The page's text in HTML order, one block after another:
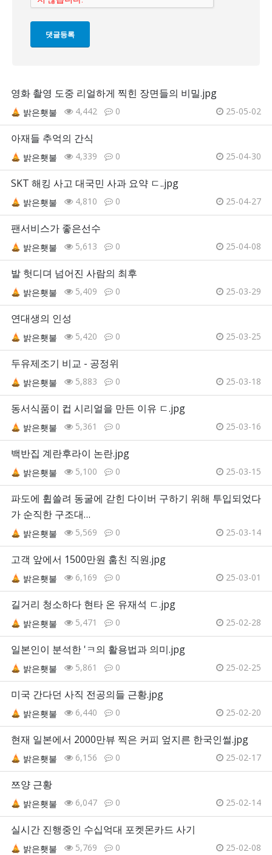
영화 촬영 도중 리얼하게 찍힌 장면들의 비밀.jpg
밝은횃불 4,442 0 25-05-02
아재들 추억의 간식
밝은횃불 4,339 0 25-04-30
SKT 해킹 사고 대국민 사과 요약 ㄷ..jpg
밝은횃불 4,810 0 25-04-27
팬서비스가 좋은선수
밝은횃불 5,613 0 25-04-08
발 헛디뎌 넘어진 사람의 최후
밝은횃불 5,409 0 25-03-29
연대생의 인성
밝은횃불 5,420 0 25-03-25
두유제조기 비교 - 공정위
밝은횃불 5,883 0 25-03-18
동서식품이 컵 시리얼을 만든 이유 ㄷ.jpg
밝은횃불 5,361 0 25-03-16
백반집 계란후라이 논란.jpg
밝은횃불 5,100 0 25-03-15
파도에 휩쓸려 동굴에 갇힌 다이버 구하기 위해 투입되었다
가 순직한 구조대…
밝은횃불 5,569 0 25-03-14
고객 앞에서 1500만원 훔친 직원.jpg
밝은횃불 6,169 0 25-03-01
길거리 청소하다 현타 온 유재석 ㄷ.jpg
밝은횃불 5,471 0 25-02-28
일본인이 분석한 'ㅋ의 활용법과 의미.jpg
밝은횃불 5,861 0 25-02-25
미국 간다던 사직 전공의들 근황.jpg
밝은횃불 6,440 0 25-02-20
현재 일본에서 2000만뷰 찍은 커피 엎지른 한국인썰.jpg
밝은횃불 6,156 0 25-02-17
쯔양 근황
밝은횃불 6,047 0 25-02-14
실시간 진행중인 수십억대 포켓몬카드 사기
밝은횃불 5,769 0 25-02-08